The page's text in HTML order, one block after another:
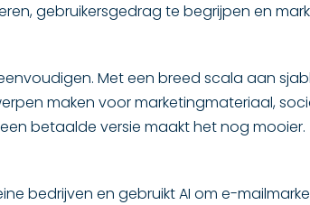
gebruikersgedrag te begrijpen en
Met een breed scala aan
maken voor marketingmateriaal,
betaalde versie maakt het nog mooier.
bedrijven en gebruikt AI om e-